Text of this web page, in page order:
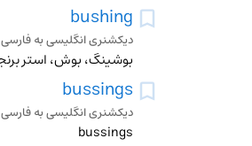
bushing
دیکشنری انگلیسی به فارسی
bussings
دیکشنری انگلیسی به فارسی
bussings